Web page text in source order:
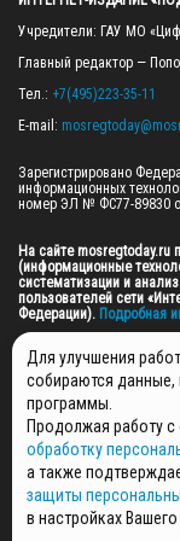
Учредители: ГАУ МО
Главный редактор —
Тел.: +7(495)223-35-11
E-mail:
Зарегистрировано
информационных
номер ЭЛ № ФС77-89830
На сайте mosregtoday.ru
(информационные
систематизации и
пользователей сети
Федерации). Подробная
© 2026 ПРАВА НА ВСЕ
МЕДИА" (ОГРН:
ПОЛИТИКА
НОВОСТИ
ГАЗЕТЫ
РЕКЛАМОДАТЕЛЯМ
Для улучшения
собираются данные,
программы.
Продолжая работу
обработку
а также
защиты
в настройках Вашего